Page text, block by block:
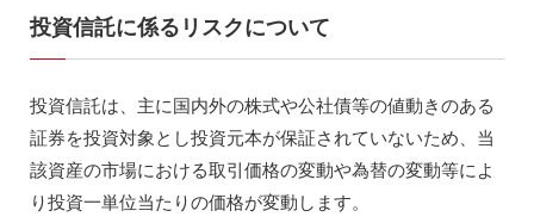
投資信託に係るリスクについて
投資信託は、主に国内外の株式や公社債等の値動きのある
証券を投資対象とし投資元本が保証されていないため、当
該資産の市場における取引価格の変動や為替の変動等によ
り投資一単位当たりの価格が変動します。